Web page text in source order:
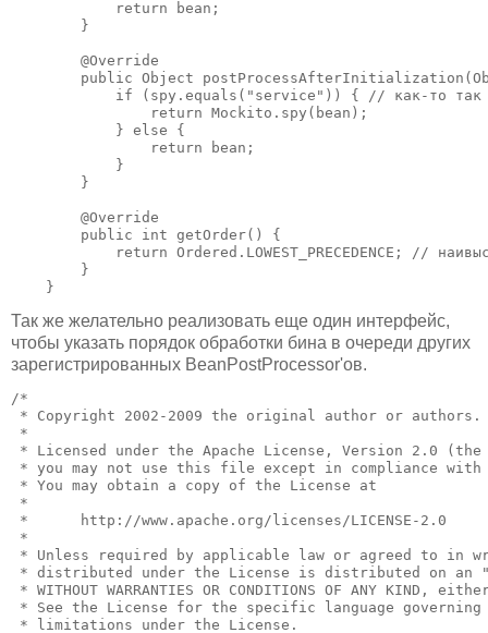
            return bean;
        }
        @Override
public Object
            if (spy.equals("service")) { // как-то так
                return Mockito.spy(bean);
            } else {
                return bean;
            }
        }
        @Override
        public int getOrder() {
return Ordered.LOWEST_PRECEDENCE; //
        }
    }
Так же желательно реализовать еще один интерфейс,
чтобы указать порядок обработки бина в очереди других
зарегистрированных BeanPostProcessor'ов.
/*
* Copyright 2002-2009 the original author or authors.
*
* Licensed under the Apache License, Version 2.0
* you may not use this file except in compliance with
* You may obtain a copy of the License at
*
*      http://www.apache.org/licenses/LICENSE-2.0
*
* Unless required by applicable law or agreed to in
* distributed under the License is distributed on an
* WITHOUT WARRANTIES OR CONDITIONS OF ANY KIND,
* See the License for the specific language governing
* limitations under the License.